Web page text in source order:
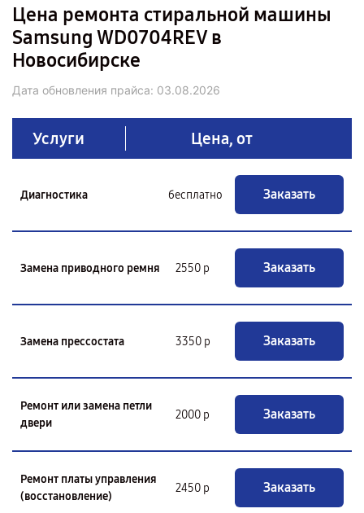
Цена ремонта стиральной машины
Samsung WD0704REV в
Новосибирске
Дата обновления прайса: 03.08.2026
Услуги Цена, от
Диагностика бесплатно Заказать
Замена приводного ремня 2550 р Заказать
Замена прессостата 3350 р Заказать
Ремонт или замена петли
двери
2000 р Заказать
Ремонт платы управления
(восстановление)
2450 р Заказать